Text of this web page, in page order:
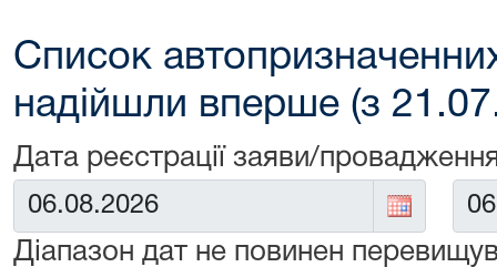
Список
надійшли вперше (з
Дата реєстрації заяви/
Від: До:
Діапазон дат не повинен